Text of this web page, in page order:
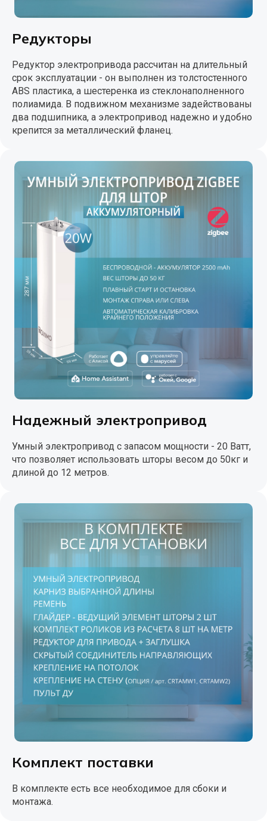
Редукторы
Редуктор электропривода рассчитан на длительный
срок эксплуатации - он выполнен из толстостенного
ABS пластика, а шестеренка из стеклонаполненного
полиамида. В подвижном механизме задействованы
два подшипника, а электропривод надежно и удобно
крепится за металлический фланец.
Надежный электропривод
Умный электропривод с запасом мощности - 20 Ватт,
что позволяет использовать шторы весом до 50кг и
длиной до 12 метров.
Комплект поставки
В комплекте есть все необходимое для сбоки и
монтажа.